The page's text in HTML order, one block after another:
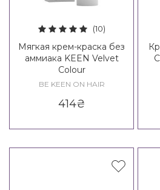
(10)
Мягкая крем-краска без
аммиака KEEN Velvet
Colour
BE KEEN ON HAIR
414₴